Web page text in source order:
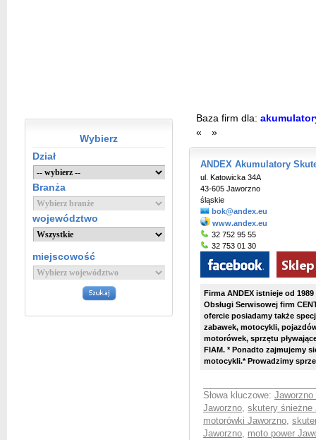
Wybierz
Dział
Branża
województwo
miejscowość
Baza firm dla:
«
»
ANDEX Akumulatory
ul. Katowicka 34A
43-605 Jaworzno
śląskie
bok@andex.eu
www.andex.eu
32 752 95 55
32 753 01 30
Firma ANDEX istnieje od
Obsługi Serwisowej firm
ofercie posiadamy także
zabawek, motocykli,
motorówek, sprzętu
FIAM. * Ponadto zajmujemy
motocykli.* Prowadzimy
Słowa kluczowe: Jaworzno
Jaworzno, skutery śnieżne
motorówki Jaworzno,
Jaworzno, moto power